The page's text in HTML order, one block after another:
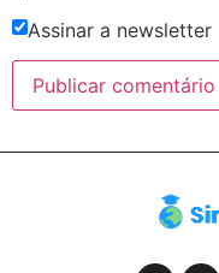
Assinar a newsletter